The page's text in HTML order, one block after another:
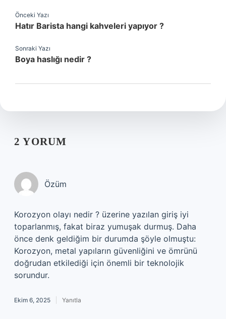
Önceki Yazı
Hatır Barista hangi kahveleri yapıyor ?
Sonraki Yazı
Boya haslığı nedir ?
2 YORUM
Özüm
Korozyon olayı nedir ? üzerine yazılan giriş iyi
toparlanmış, fakat biraz yumuşak durmuş. Daha
önce denk geldiğim bir durumda şöyle olmuştu:
Korozyon, metal yapıların güvenliğini ve ömrünü
doğrudan etkilediği için önemli bir teknolojik
sorundur.
Ekim 6, 2025 Yanıtla